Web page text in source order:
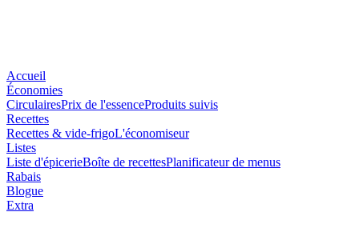
Accueil
Économies
CirculairesPrix de l'essenceProduits suivis
Recettes
Recettes & vide-frigoL'économiseur
Listes
Liste d'épicerieBoîte de recettesPlanificateur de menus
Rabais
Blogue
Extra